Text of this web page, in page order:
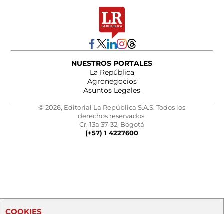
NUESTROS PORTALES
La República
Agronegocios
Asuntos Legales
© 2026, Editorial La República S.A.S. Todos los
derechos reservados.
Cr. 13a 37-32, Bogotá
(+57) 1 4227600
COOKIES